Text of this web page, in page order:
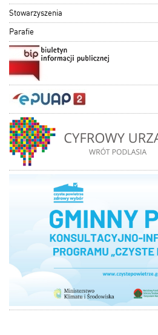
Stowarzyszenia
Parafie